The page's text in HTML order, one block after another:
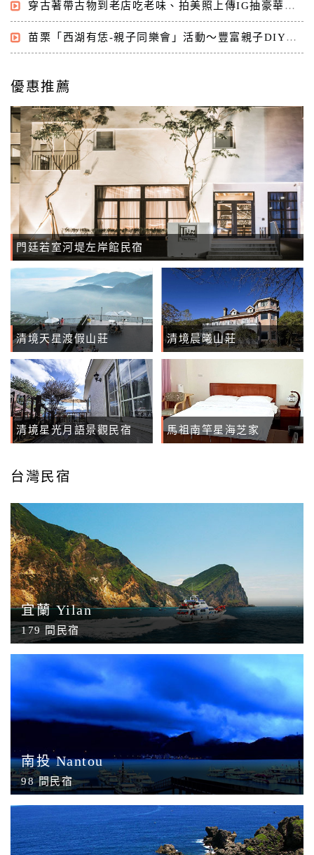
詢
訂
Q&A
國
旅
卡
訂
房
請
款
收
合
作
提
案
飯
合
廠
商
合
作
旅
計
劃
品
宣
傳
穿古著帶古物到老店吃老味、拍美照上傳IG抽豪華住宿券及餐券
苗栗「西湖有恁-親子同樂會」活動～豐富親子DIY活動，推動親子慢旅新風潮
優惠推薦
門廷若室河堤左岸館民宿
清境天星渡假山莊 清境晨曦山莊
清境星光月語景觀民宿 馬祖南竿星海芝家
台灣民宿
宜蘭 Yilan
179 間民宿
南投 Nantou
98 間民宿